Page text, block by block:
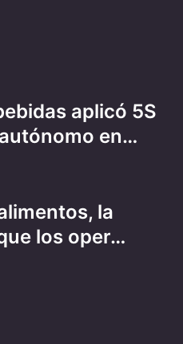
aplicó 5S
en…
la
los oper…